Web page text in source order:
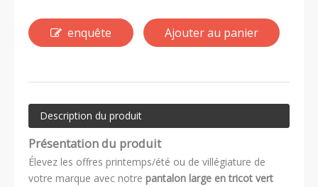
enquête Ajouter au panier
Description du produit
Présentation du produit
Élevez les offres printemps/été ou de villégiature de
votre marque avec notre pantalon large en tricot vert